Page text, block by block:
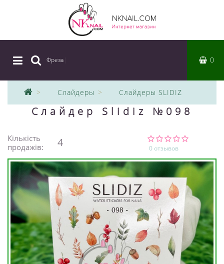
Фреза 0
Слайдеры Слайдеры SLIDIZ
Слайдер Slidiz №098
Кількість
продажів:
4 0 отзывов